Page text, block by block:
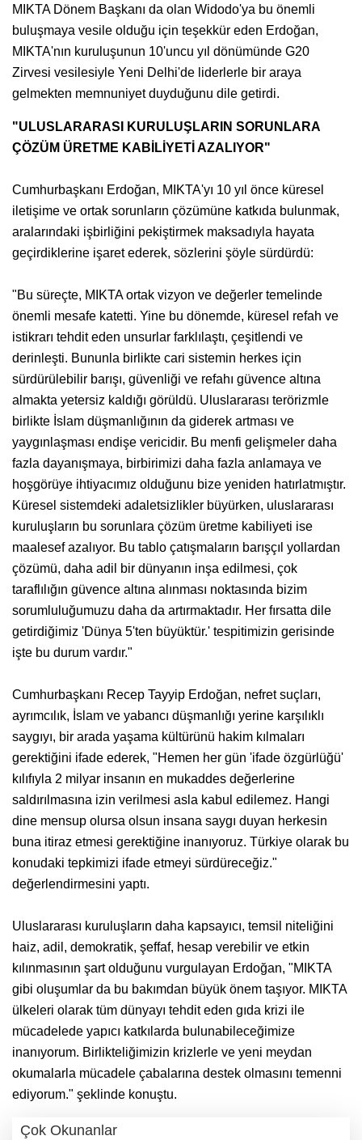
MIKTA Dönem Başkanı da olan Widodo'ya bu önemli
buluşmaya vesile olduğu için teşekkür eden Erdoğan,
MIKTA'nın kuruluşunun 10'uncu yıl dönümünde G20
Zirvesi vesilesiyle Yeni Delhi'de liderlerle bir araya
gelmekten memnuniyet duyduğunu dile getirdi.
"ULUSLARARASI KURULUŞLARIN SORUNLARA
ÇÖZÜM ÜRETME KABİLİYETİ AZALIYOR"
Cumhurbaşkanı Erdoğan, MIKTA'yı 10 yıl önce küresel
iletişime ve ortak sorunların çözümüne katkıda bulunmak,
aralarındaki işbirliğini pekiştirmek maksadıyla hayata
geçirdiklerine işaret ederek, sözlerini şöyle sürdürdü:
"Bu süreçte, MIKTA ortak vizyon ve değerler temelinde
önemli mesafe katetti. Yine bu dönemde, küresel refah ve
istikrarı tehdit eden unsurlar farklılaştı, çeşitlendi ve
derinleşti. Bununla birlikte cari sistemin herkes için
sürdürülebilir barışı, güvenliği ve refahı güvence altına
almakta yetersiz kaldığı görüldü. Uluslararası terörizmle
birlikte İslam düşmanlığının da giderek artması ve
yaygınlaşması endişe vericidir. Bu menfi gelişmeler daha
fazla dayanışmaya, birbirimizi daha fazla anlamaya ve
hoşgörüye ihtiyacımız olduğunu bize yeniden hatırlatmıştır.
Küresel sistemdeki adaletsizlikler büyürken, uluslararası
kuruluşların bu sorunlara çözüm üretme kabiliyeti ise
maalesef azalıyor. Bu tablo çatışmaların barışçıl yollardan
çözümü, daha adil bir dünyanın inşa edilmesi, çok
taraflılığın güvence altına alınması noktasında bizim
sorumluluğumuzu daha da artırmaktadır. Her fırsatta dile
getirdiğimiz 'Dünya 5'ten büyüktür.' tespitimizin gerisinde
işte bu durum vardır."
Cumhurbaşkanı Recep Tayyip Erdoğan, nefret suçları,
ayrımcılık, İslam ve yabancı düşmanlığı yerine karşılıklı
saygıyı, bir arada yaşama kültürünü hakim kılmaları
gerektiğini ifade ederek, "Hemen her gün 'ifade özgürlüğü'
kılıfıyla 2 milyar insanın en mukaddes değerlerine
saldırılmasına izin verilmesi asla kabul edilemez. Hangi
dine mensup olursa olsun insana saygı duyan herkesin
buna itiraz etmesi gerektiğine inanıyoruz. Türkiye olarak bu
konudaki tepkimizi ifade etmeyi sürdüreceğiz."
değerlendirmesini yaptı.
Uluslararası kuruluşların daha kapsayıcı, temsil niteliğini
haiz, adil, demokratik, şeffaf, hesap verebilir ve etkin
kılınmasının şart olduğunu vurgulayan Erdoğan, "MIKTA
gibi oluşumlar da bu bakımdan büyük önem taşıyor. MIKTA
ülkeleri olarak tüm dünyayı tehdit eden gıda krizi ile
mücadelede yapıcı katkılarda bulunabileceğimize
inanıyorum. Birlikteliğimizin krizlerle ve yeni meydan
okumalarla mücadele çabalarına destek olmasını temenni
ediyorum." şeklinde konuştu.
Çok Okunanlar